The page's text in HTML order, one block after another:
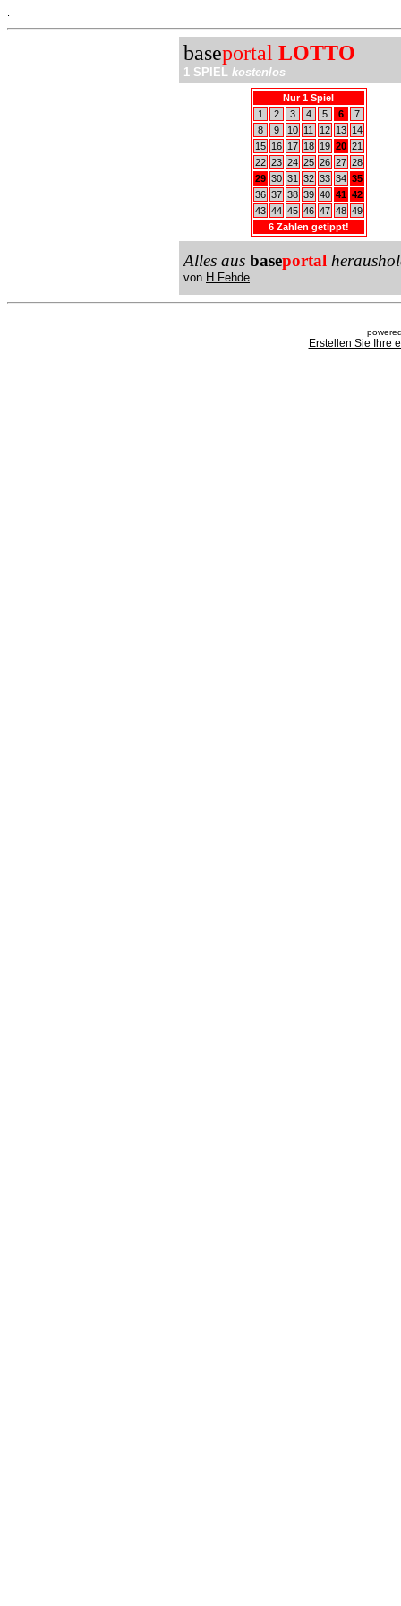
baseportal LOTTO
1 SPIEL kostenlos
Nur 1 Spiel
1
2 3 4 5 6
7
8
9 10 11 12 13
14
15
16 17 18 19 20 21
22 23 24 25 26 27 28
29 30 31 32 33 34 35
36 37 38 39 40 41 42
43 44 45 46 47 48 49
6 Zahlen getippt!
Alles aus baseportal
von H.Fehde
Erstellen Sie Ihre